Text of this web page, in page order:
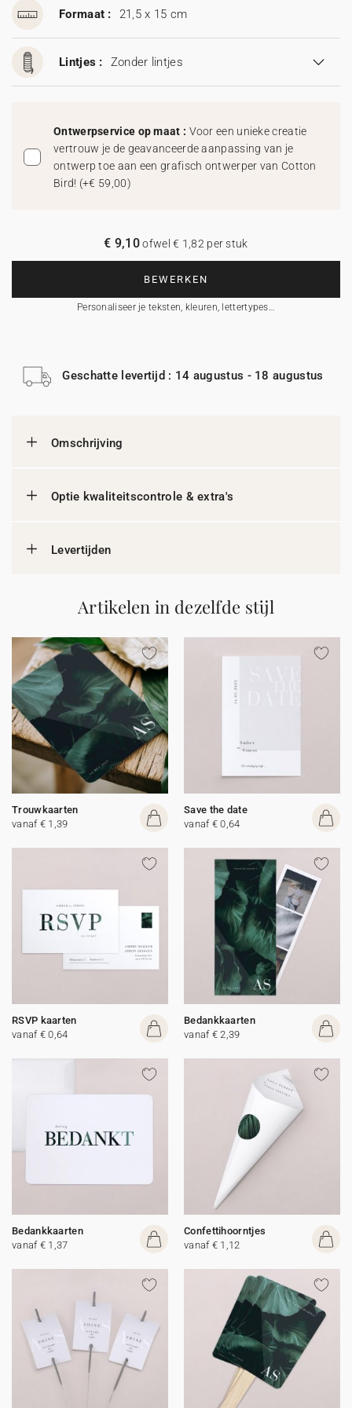
Formaat : 21,5 x 15 cm
Lintjes : Zonder lintjes
Ontwerpservice op maat : Voor een unieke creatie
vertrouw je de geavanceerde aanpassing van je
ontwerp toe aan een grafisch ontwerper van Cotton
Bird! (+€ 59,00)
BEWERKEN
Personaliseer je teksten, kleuren, lettertypes…
€ 9,10ofwel € 1,82 per stuk
Geschatte levertijd : 14 augustus - 18 augustus
Omschrijving
Optie kwaliteitscontrole & extra's
Levertijden
Artikelen in dezelfde stijl
Trouwkaarten
vanaf € 1,39
Save the date
vanaf € 0,64
RSVP kaarten
vanaf € 0,64
Bedankkaarten
vanaf € 2,39
Bedankkaarten
vanaf € 1,37
Confettihoorntjes
vanaf € 1,12